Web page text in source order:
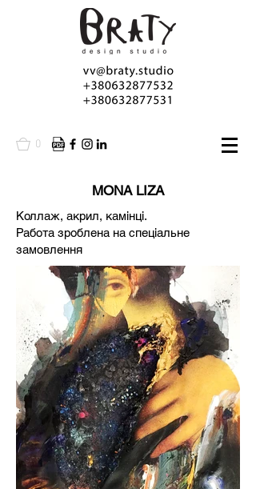
0
MONA LIZA
Коллаж, акрил, камінці.
Работа зроблена на спеціальне
замовлення